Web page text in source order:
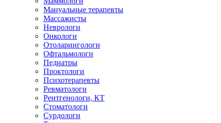
Мануальные терапевты
Массажисты
Неврологи
Онкологи
Отоларингологи
Офтальмологи
Педиатры
Проктологи
Психотерапевты
Ревматологи
Рентгенологи, КТ
Стоматологи
Сурдологи